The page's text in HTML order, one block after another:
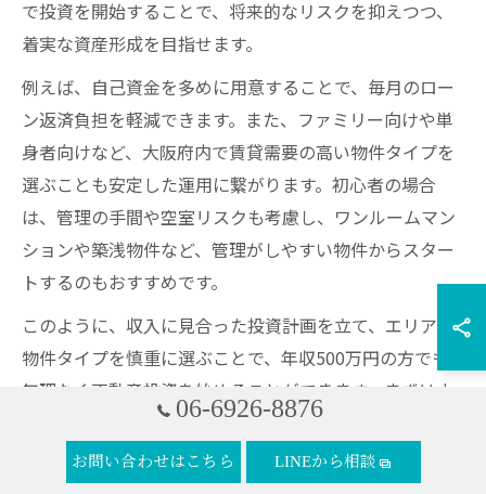
で投資を開始することで、将来的なリスクを抑えつつ、
着実な資産形成を目指せます。
例えば、自己資金を多めに用意することで、毎月のロー
ン返済負担を軽減できます。また、ファミリー向けや単
身者向けなど、大阪府内で賃貸需要の高い物件タイプを
選ぶことも安定した運用に繋がります。初心者の場合
は、管理の手間や空室リスクも考慮し、ワンルームマン
ションや築浅物件など、管理がしやすい物件からスター
トするのもおすすめです。
このように、収入に見合った投資計画を立て、エリアや
物件タイプを慎重に選ぶことで、年収500万円の方でも
無理なく不動産投資を始めることができます。まずは小
規模から始めて、経験や資産が増えたら徐々に投資規模
を拡大していく方法が安全です。
06-6926-8876
お問い合わせはこちら LINEから相談